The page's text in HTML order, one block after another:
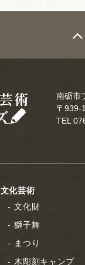
南砺市
〒
TEL
文化芸術
文化財
獅子舞
まつり
木彫刻キャンプ